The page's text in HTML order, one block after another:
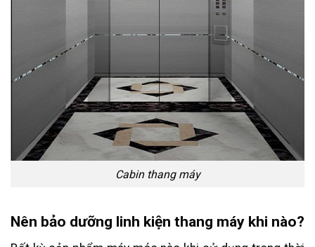
Cabin thang máy
Nên bảo dưỡng linh kiện thang máy khi nào?